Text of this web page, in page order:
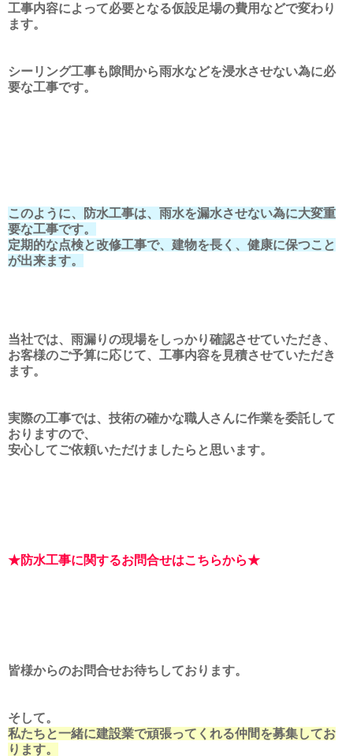
工事内容によって必要となる仮設足場の費用などで変わり
ます。
シーリング工事も隙間から雨水などを浸水させない為に必
要な工事です。
このように、防水工事は、雨水を漏水させない為に大変重
要な工事です。
定期的な点検と改修工事で、建物を長く、健康に保つこと
が出来ます。
当社では、雨漏りの現場をしっかり確認させていただき、
お客様のご予算に応じて、工事内容を見積させていただき
ます。
実際の工事では、技術の確かな職人さんに作業を委託して
おりますので、
安心してご依頼いただけましたらと思います。
★防水工事に関するお問合せはこちらから★
皆様からのお問合せお待ちしております。
そして。
私たちと一緒に建設業で頑張ってくれる仲間を募集してお
ります。